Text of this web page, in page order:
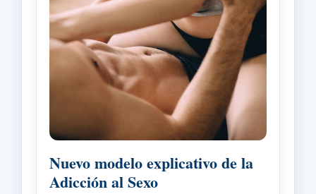
Nuevo modelo explicativo de la
Adicción al Sexo